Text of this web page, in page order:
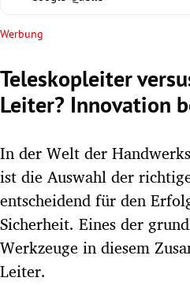
Untermenü
Untermenü
Untermenü
Werbung
Teleskopleiter
Leiter? Innovation
In der Welt der
ist die Auswahl der
entscheidend für den
Sicherheit. Eines der
Werkzeuge in diesem
Leiter.